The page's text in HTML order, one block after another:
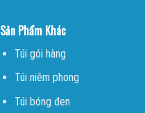
Sản Phẩm Khác
Túi gói hàng
Túi niêm phong
Túi bóng đen